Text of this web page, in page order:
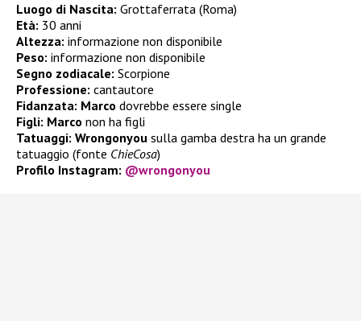
Luogo di Nascita: Grottaferrata (Roma)
Età: 30 anni
Altezza: informazione non disponibile
Peso: informazione non disponibile
Segno zodiacale: Scorpione
Professione: cantautore
Fidanzata: Marco dovrebbe essere single
Figli: Marco non ha figli
Tatuaggi: Wrongonyou sulla gamba destra ha un grande
tatuaggio (fonte ChieCosa)
Profilo Instagram: @wrongonyou